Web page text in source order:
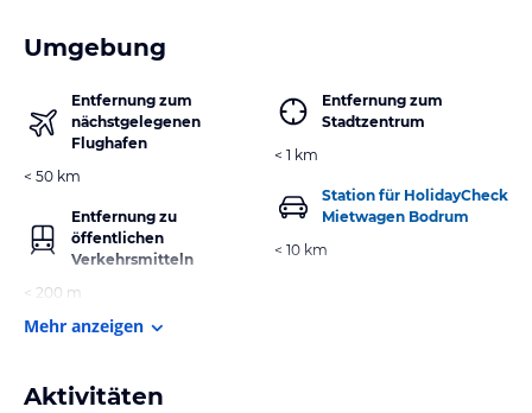
Umgebung
Entfernung zum
nächstgelegenen
Flughafen
< 50 km
Entfernung zu
öffentlichen
Verkehrsmitteln
< 200 m
Entfernung zum
Stadtzentrum
< 1 km
Station für HolidayCheck
Mietwagen Bodrum
< 10 km
Mehr anzeigen
Aktivitäten